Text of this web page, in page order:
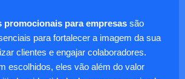
promocionais para empresas são
para fortalecer a imagem da sua
clientes e engajar colaboradores.
escolhidos, eles vão além do valor